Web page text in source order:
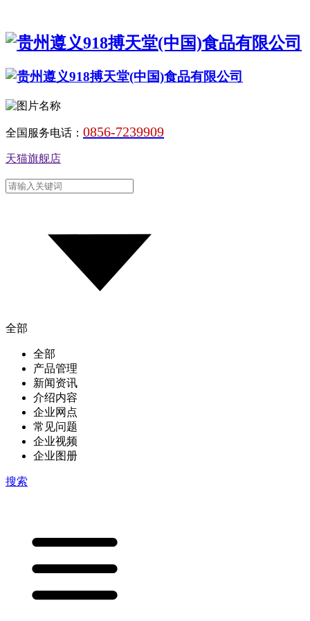
全国服务电话： 0856-7239909
天猫旗舰店
全部
全部
产品管理
新闻资讯
介绍内容
企业网点
常见问题
企业视频
企业图册
搜索